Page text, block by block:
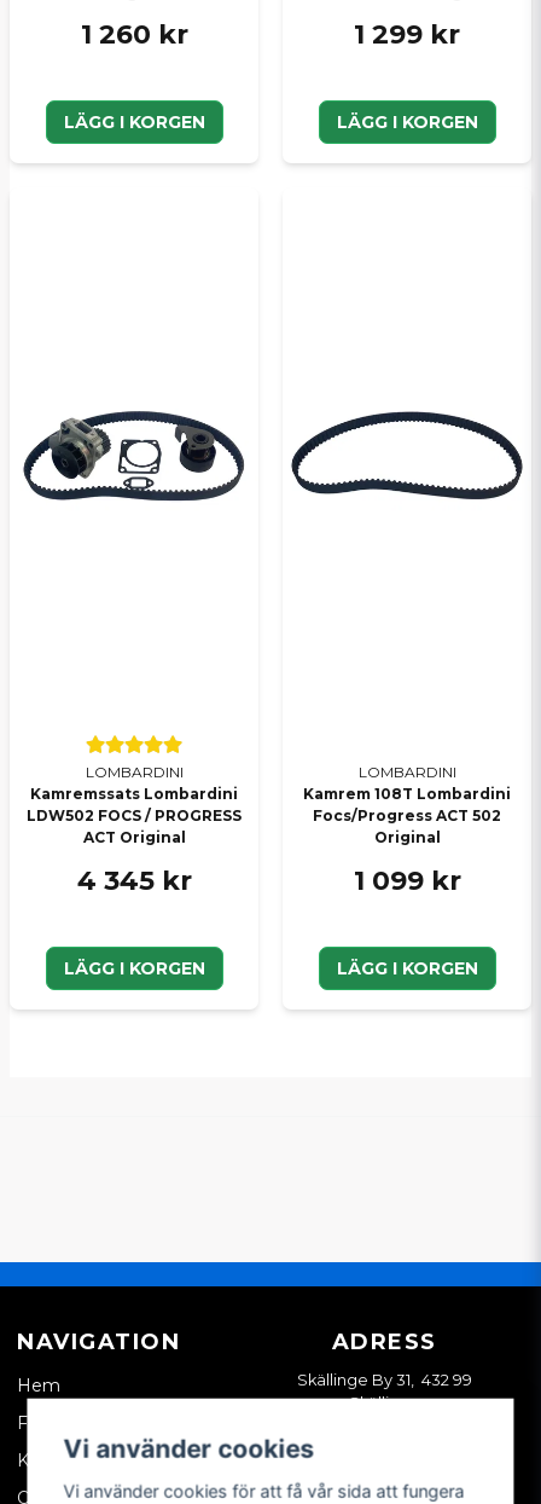
1 260 kr
LÄGG I KORGEN
1 299 kr
LÄGG I KORGEN
LOMBARDINI
Kamremssats Lombardini
LDW502 FOCS / PROGRESS
ACT Original
4 345 kr
LÄGG I KORGEN
LOMBARDINI
Kamrem 108T Lombardini
Focs/Progress ACT 502
Original
1 099 kr
LÄGG I KORGEN
NAVIGATION
Hem
Företagskund
Kontakta oss
Om oss
ADRESS
Skällinge By 31, 432 99
Skällinge
Vi använder cookies
Vi använder cookies för att få vår sida att fungera